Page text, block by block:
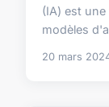
(IA) est
modèles
20 mars